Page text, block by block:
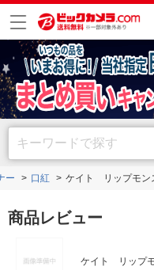
ー 口紅 ケイト リップモ
商品レビュー
ケイト リップ